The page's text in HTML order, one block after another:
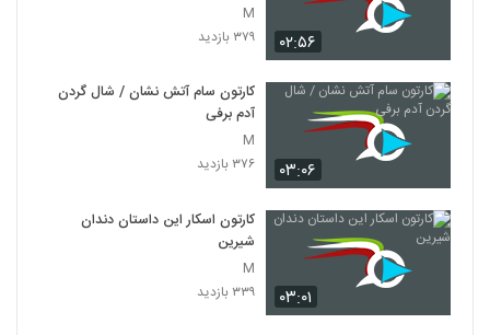
۰۲:۵۶
M
۳۷۹ بازدید
۰۳:۰۶
کارتون سام آتش نشان / شال گردن
آدم برفی
M
۳۷۶ بازدید
۰۳:۰۱
کارتون اسکار این داستان دندان
شیرین
M
۳۳۹ بازدید